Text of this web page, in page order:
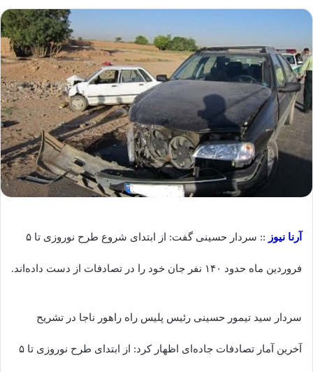
آرنا نیوز :: سردار حسینی گفت: از ابتدای شروع طرح نوروزی تا ۵
فروردین ماه حدود ۱۴۰ نفر جان خود را در تصادفات از دست داده‌اند.
سردار سید تیمور حسینی رئیس پلیس راه راهور ناجا در تشریح
آخرین آمار تصادفات جاده‌ای اظهار کرد: از ابتدای طرح نوروزی تا ۵